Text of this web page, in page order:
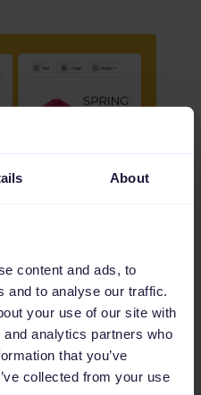
About
content and ads, to
and to analyse our traffic.
your use of our site with
analytics partners who
that you’ve
collected from your use
de 3,000